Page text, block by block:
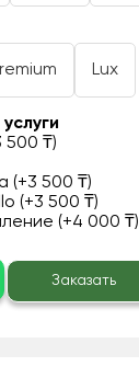
Lux
500 ₸)
(+3 500 ₸)
(+3 500 ₸)
(+4 000 ₸)
Заказать